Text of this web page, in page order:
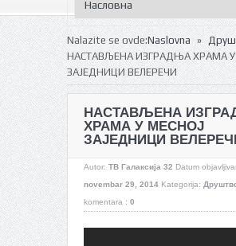
Nalazite se ovde:Naslovna »
НАСТАВЉЕНА ИЗГРАДЊА ХРАМА У
ЗАЈЕДНИЦИ ВЕЛЕРЕЧИ
НАСТАВЉЕНА
ХРАМА У МЕСНОЈ
ЗАЈЕДНИЦИ
Autor: ТВ Галаксија 32 Datum
novembar 29, 2014 Kategorija:
komentara : 0